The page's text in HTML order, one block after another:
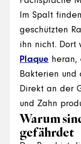
Im Spalt
geschützten
ihn nicht. Dort
Plaque heran,
Bakterien und
Direkt an der
und Zahn
Warum
gefährdet